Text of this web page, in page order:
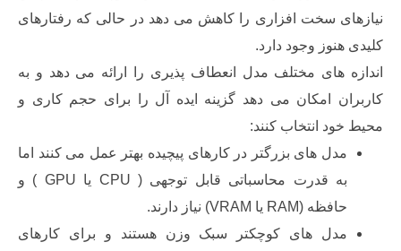
سخت افزاری را کاهش می دهد در حالی که رفتارهای
وجود دارد.
های مختلف مدل انعطاف پذیری را ارائه می دهد و به
امکان می دهد گزینه ایده آل را برای حجم کاری و
انتخاب کنند:
های بزرگتر در کارهای پیچیده بهتر عمل می کنند اما
به قدرت محاسباتی قابل توجهی ( CPU یا GPU ) و
های کوچکتر سبک وزن هستند و برای کارهای